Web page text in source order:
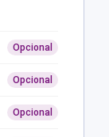
Opcional
Opcional
Opcional